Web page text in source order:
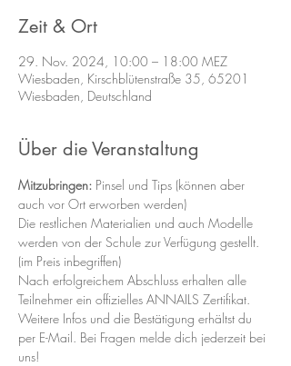
Zeit & Ort
29. Nov. 2024, 10:00 – 18:00 MEZ
Wiesbaden, Kirschblütenstraße 35, 65201
Wiesbaden, Deutschland
Über die Veranstaltung
Mitzubringen: Pinsel und Tips (können aber
auch vor Ort erworben werden)
Die restlichen Materialien und auch Modelle
werden von der Schule zur Verfügung gestellt.
(im Preis inbegriffen)
Nach erfolgreichem Abschluss erhalten alle
Teilnehmer ein offizielles ANNAILS Zertifikat.
Weitere Infos und die Bestätigung erhältst du
per E-Mail. Bei Fragen melde dich jederzeit bei
uns!